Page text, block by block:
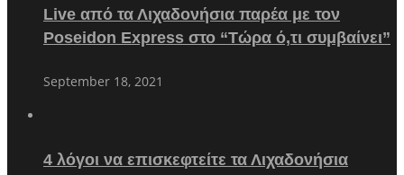
Live από τα Λιχαδονήσια παρέα με τον
Poseidon Express στο “Τώρα ό,τι συμβαίνει”
September 18, 2021
4 λόγοι να επισκεφτείτε τα Λιχαδονήσια